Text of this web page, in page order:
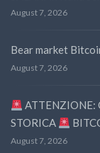
August 7, 2026
Bear market
August 7, 2026
ATTENZIONE:
STORICA
August 7, 2026